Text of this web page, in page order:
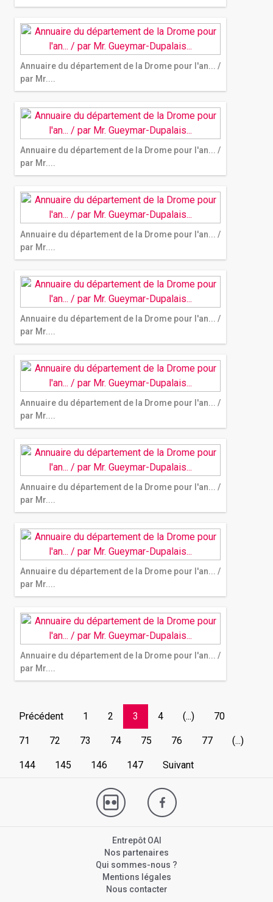
Annuaire du département de la Drome pour l'an... /
par Mr....
Annuaire du département de la Drome pour l'an... /
par Mr....
Annuaire du département de la Drome pour l'an... /
par Mr....
Annuaire du département de la Drome pour l'an... /
par Mr....
Annuaire du département de la Drome pour l'an... /
par Mr....
Annuaire du département de la Drome pour l'an... /
par Mr....
Annuaire du département de la Drome pour l'an... /
par Mr....
Annuaire du département de la Drome pour l'an... /
par Mr....
Précédent 1 2 3 4 (...) 70
71 72 73 74 75 76 77 (...)
144 145 146 147 Suivant
Entrepôt OAI
Nos partenaires
Qui sommes-nous ?
Mentions légales
Nous contacter